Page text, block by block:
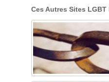
Ces Autres Sites